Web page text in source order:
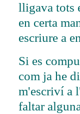
lligava tots
en certa
escriure a
Si es
com ja he
m'escriví a
faltar